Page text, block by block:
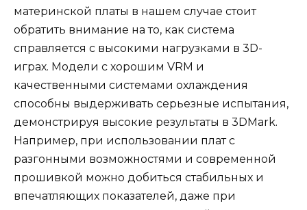
материнской платы в нашем случае стоит
обратить внимание на то, как система
справляется с высокими нагрузками в 3D-
играх. Модели с хорошим VRM и
качественными системами охлаждения
способны выдерживать серьезные испытания,
демонстрируя высокие результаты в 3DMark.
Например, при использовании плат с
разгонными возможностями и современной
прошивкой можно добиться стабильных и
впечатляющих показателей, даже при